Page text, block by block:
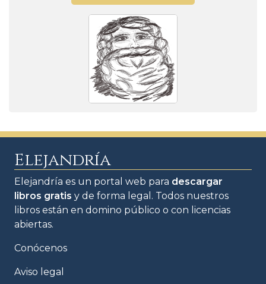
Elejandría
Elejandría es un portal web para descargar
libros gratis y de forma legal. Todos nuestros
libros están en domino público o con licencias
abiertas.
Conócenos
Aviso legal